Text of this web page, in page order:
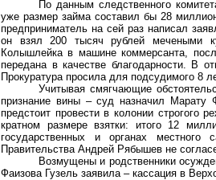
По данным следственного
уже размер займа составил бы 28
предприниматель на сей раз написал
он взял 200 тысяч рублей мечеными
Колышлейка в машине коммерсанта,
передана в качестве благодарности. В
Прокуратура просила для подсудимого 8
Учитывая смягчающие
признание вины – суд назначил
предстоит провести в колонии
кратном размере взятки: итого 12
государственных и органах
Правительства Андрей Рябышев не
Возмущены и родственники
Фаизова Гузель заявила – кассация в